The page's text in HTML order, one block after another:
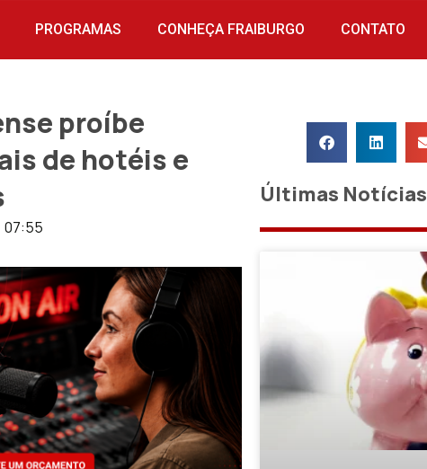
PROGRAMAS CONHEÇA FRAIBURGO CONTATO
proíbe
de hotéis e
07:55
Últimas Notícias